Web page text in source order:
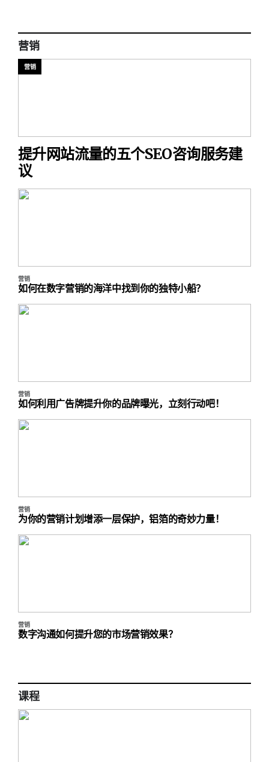
营销
提升网站流量的五个SEO咨询服务建
议
营销
如何在数字营销的海洋中找到你的独特小船？
营销
如何利用广告牌提升你的品牌曝光，立刻行动吧！
营销
为你的营销计划增添一层保护，铝箔的奇妙力量！
营销
数字沟通如何提升您的市场营销效果？
营销
课程